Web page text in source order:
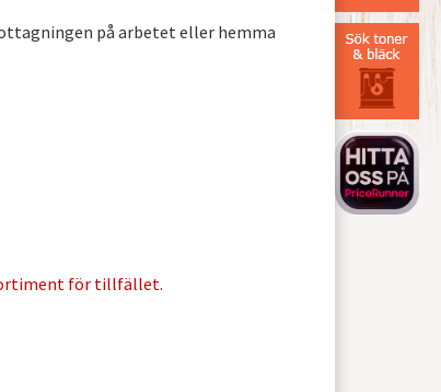
på arbetet eller hemma
för tillfället.